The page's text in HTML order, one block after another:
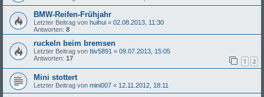
BMW-Reifen-Frühjahr
Letzter Beitrag von huihui « 02.08.2013, 11:30
Antworten: 8
ruckeln beim bremsen
Letzter Beitrag von Itiv5891 « 09.07.2013, 15:05
Antworten: 17 1 2
Mini stottert
Letzter Beitrag von mini007 « 12.11.2012, 18:11